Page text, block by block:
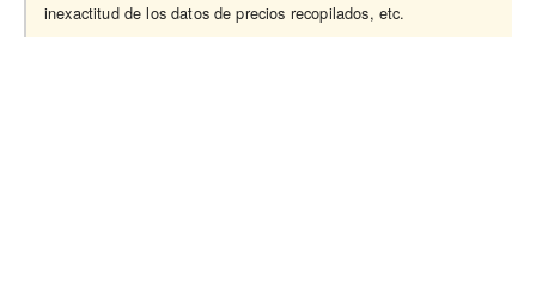
inexactitud de los datos de precios recopilados, etc.